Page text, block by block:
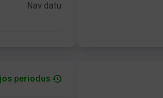
Nav datu
periodus